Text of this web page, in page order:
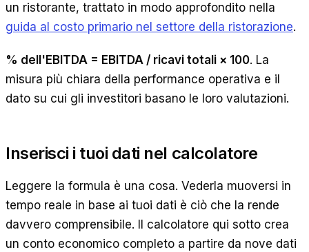
un ristorante, trattato in modo approfondito nella
guida al costo primario nel settore della ristorazione.
% dell'EBITDA = EBITDA / ricavi totali × 100. La
misura più chiara della performance operativa e il
dato su cui gli investitori basano le loro valutazioni.
Inserisci i tuoi dati nel calcolatore
Leggere la formula è una cosa. Vederla muoversi in
tempo reale in base ai tuoi dati è ciò che la rende
davvero comprensibile. Il calcolatore qui sotto crea
un conto economico completo a partire da nove dati